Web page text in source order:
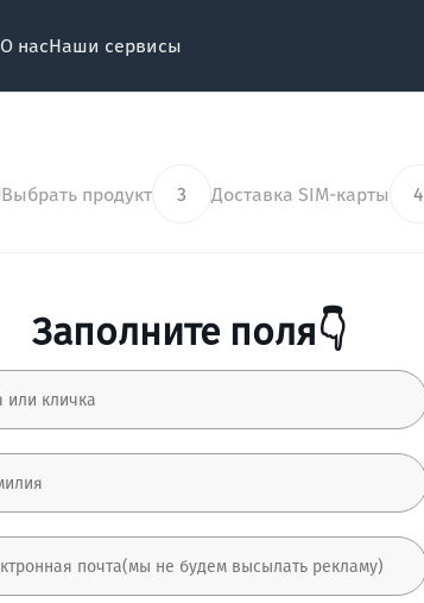
О насНаши сервисы
Выбрать продукт 3 Доставка SIM-карты 4
Заполните поля👇